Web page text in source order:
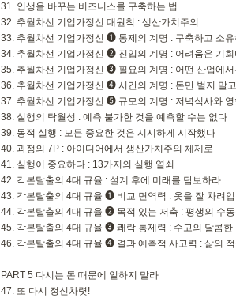
31. 인생을 바꾸는 비즈니스를 구축하는 법
32. 추월차선 기업가정신 대원칙 : 생산가치주의
33. 추월차선 기업가정신 ➊ 통제의 계명 : 구축하고 소
34. 추월차선 기업가정신 ➋ 진입의 계명 : 어려움은 기회
35. 추월차선 기업가정신 ➌ 필요의 계명 : 어떤 산업에
36. 추월차선 기업가정신 ➍ 시간의 계명 : 돈만 벌지 말
37. 추월차선 기업가정신 ➎ 규모의 계명 : 저녁식사와
38. 실행의 탁월성 : 예측 불가한 것을 예측할 수는 없다
39. 동적 실행 : 모든 중요한 것은 시시하게 시작했다
40. 과정의 7P : 아이디어에서 생산가치주의 체제로
41. 실행이 중요하다 : 13가지의 실행 열쇠
42. 각본탈출의 4대 규율 : 설계 후에 미래를 담보하라
43. 각본탈출의 4대 규율 ➊ 비교 면역력 : 옷을 잘 차려
44. 각본탈출의 4대 규율 ➋ 목적 있는 저축 : 평생의 수동
45. 각본탈출의 4대 규율 ➌ 쾌락 통제력 : 수고의 달콤한
46. 각본탈출의 4대 규율 ➍ 결과 예측적 사고력 : 삶의 적
PART 5 다시는 돈 때문에 일하지 말라
47. 또 다시 정신차렷!